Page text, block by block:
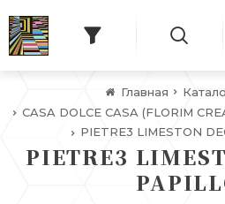
Главная
CASA DOLCE CASA (FLORIM
PIETRE3 LIMESTON
PIETRE3